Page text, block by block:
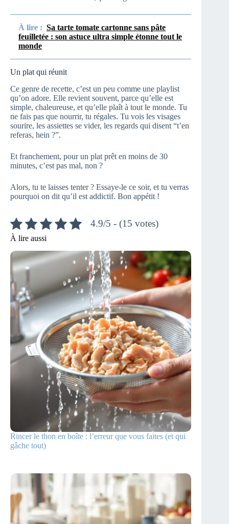
À lire : Sa tarte tomate cartonne sans pâte
feuilletée : son astuce ultra simple étonne tout le
monde
Un plat qui réunit
Ce genre de recette, c’est un peu comme une playlist
qu’on adore. Elle revient souvent, parce qu’elle est
simple, chaleureuse, et qu’elle plaît à tout le monde. Tu
ne fais pas que nourrir, tu régales. Tu vois les visages
sourire, les assiettes se vider, les regards qui disent “t’en
referas, hein ?”.
Et franchement, pour un plat prêt en moins de 30
minutes, c’est pas mal, non ?
Alors, tu te laisses tenter ? Essaye-le ce soir, et tu verras
pourquoi on dit qu’il est addictif. Bon appétit !
4.9/5 - (15 votes)
À lire aussi
Rincer le thon en boîte : l’erreur que vous faites (et qui
gâche tout)